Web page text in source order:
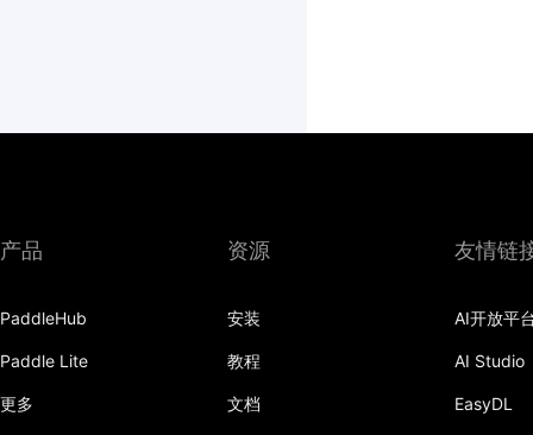
产品
PaddleHub
Paddle Lite
更多
资源
安装
教程
文档
友情链
AI开放平
AI Studio
EasyDL